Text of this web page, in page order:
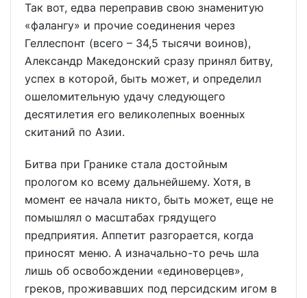
Так вот, едва переправив свою знаменитую
«фалангу» и прочие соединения через
Геллеспонт (всего – 34,5 тысячи воинов),
Александр Македонский сразу принял битву,
успех в которой, быть может, и определил
ошеломительную удачу следующего
десятилетия его великолепных военных
скитаний по Азии.
Битва при Гранике стала достойным
прологом ко всему дальнейшему. Хотя, в
момент ее начала никто, быть может, еще не
помышлял о масштабах грядущего
предприятия. Аппетит разгорается, когда
приносят меню. А изначально-то речь шла
лишь об освобождении «единоверцев»,
греков, проживавших под персидским игом в